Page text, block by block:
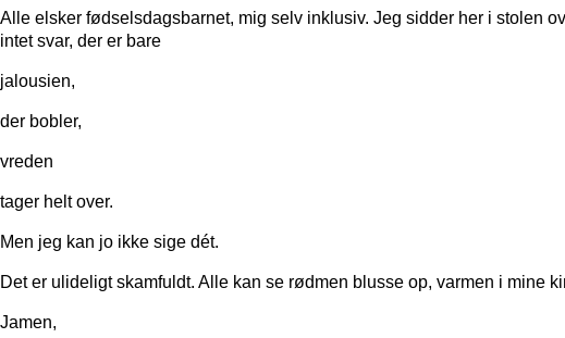
Alle elsker fødselsdagsbarnet, mig selv inklusiv. Jeg sidder her i stolen
intet svar, der er bare
jalousien,
der bobler,
vreden
tager helt over.
Men jeg kan jo ikke sige dét.
Det er ulideligt skamfuldt. Alle kan se rødmen blusse op, varmen i mine
Jamen,